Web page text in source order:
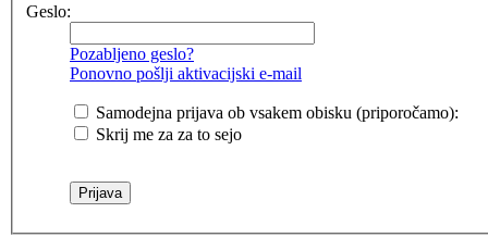
Geslo:
Pozabljeno geslo?
Ponovno pošlji aktivacijski e-mail
Samodejna prijava ob vsakem obisku (priporočamo):
Skrij me za za to sejo